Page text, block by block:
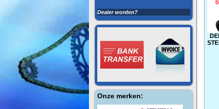
Dealer worden?
Onze merken: